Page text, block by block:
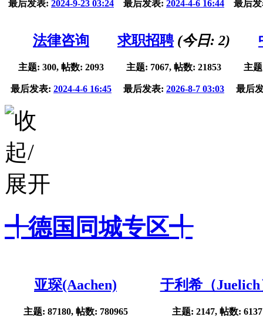
最后发表: 2024-9-23 03:24 最后发表: 2024-4-6 16:44 最后
法律咨询
主题: 300, 帖数: 2093
最后发表: 2024-4-6 16:45
求职招聘(今日: 2)
主题: 7067, 帖数: 21853
最后发表: 2026-8-7 03:03
主
最后
╃德国同城专区╃
亚琛(Aachen)
主题: 87180, 帖数: 780965
于利希（Juelich
主题: 2147, 帖数: 6137